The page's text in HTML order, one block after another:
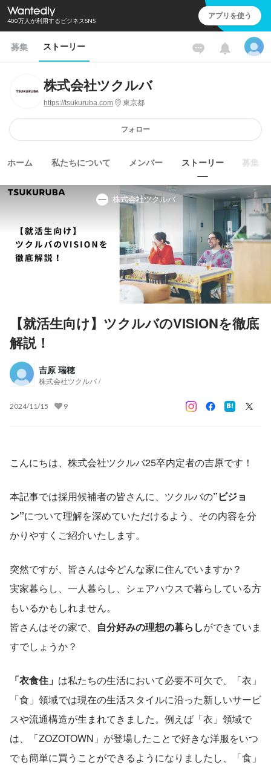
400万人が利用するビジネスSNS アプリを使う
募集 ストーリー
株式会社ツクルバ
https://tsukuruba.com 東京都
フォロー
ホーム 私たちについて メンバー ストーリー 募集
株式会社ツクルバ
【就活生向け】ツクルバのVISIONを徹底
解説！
吉原 瑞穂
株式会社ツクルバ /
2024/11/15 9
こんにちは、株式会社ツクルバ25卒内定者の吉原です！
本記事では採用候補者の皆さんに、ツクルバの”ビジョ
ン”について理解を深めていただけるよう、その内容を分
かりやすくご紹介いたします。
突然ですが、皆さんは今どんな家に住んでいますか？
実家暮らし、一人暮らし、シェアハウスで暮らしている方
もいるかもしれません。
皆さんはその家で、 自分好みの理想の暮らしができていま
すでしょうか？
「衣食住」 は私たちの生活において必要不可欠で、「衣」
「食」領域では現在の生活スタイルに沿った新しいサービ
スや流通構造が生まれてきました。例えば「衣」領域で
は、「ZOZOTOWN」が登場したことで好きな洋服をいつ
でも簡単に買うことができるようになりましたし、「食」